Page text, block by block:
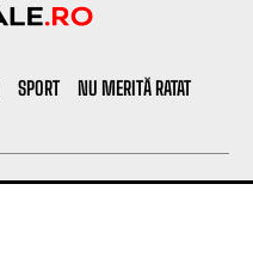
SPORT
NU MERITĂ RATAT